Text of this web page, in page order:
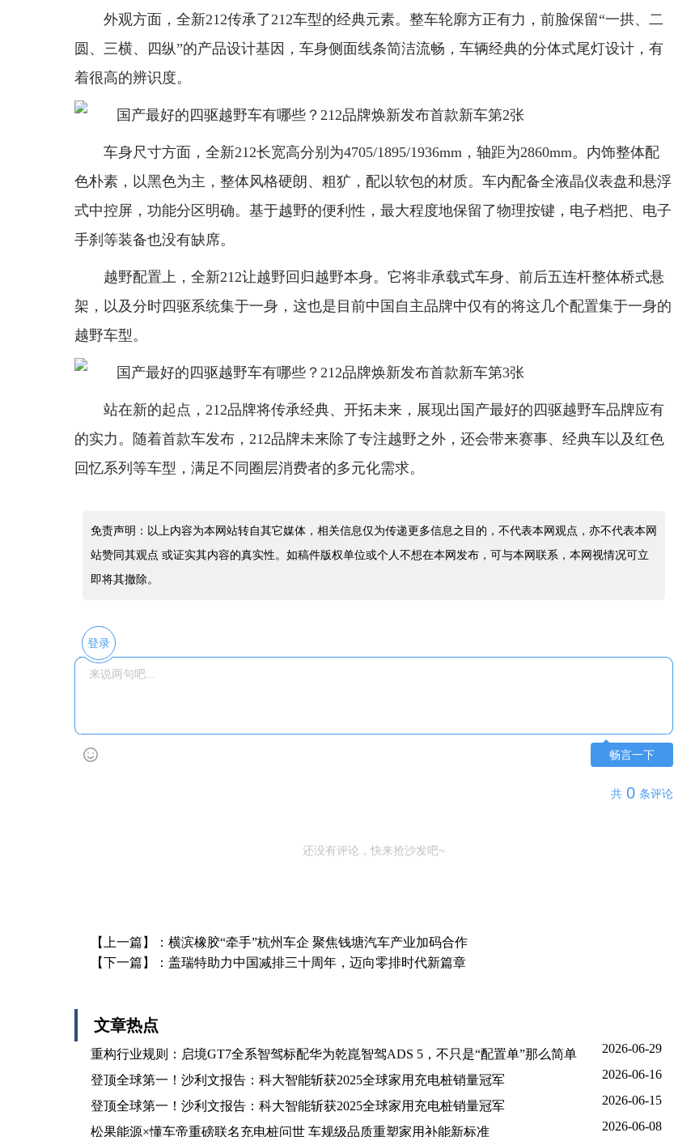
外观方面，全新212传承了212车型的经典元素。整车轮廓方正有力，前脸保留“一拱、二
圆、三横、四纵”的产品设计基因，车身侧面线条简洁流畅，车辆经典的分体式尾灯设计，有
着很高的辨识度。
车身尺寸方面，全新212长宽高分别为4705/1895/1936mm，轴距为2860mm。内饰整体配
色朴素，以黑色为主，整体风格硬朗、粗犷，配以软包的材质。车内配备全液晶仪表盘和悬浮
式中控屏，功能分区明确。基于越野的便利性，最大程度地保留了物理按键，电子档把、电子
手刹等装备也没有缺席。
越野配置上，全新212让越野回归越野本身。它将非承载式车身、前后五连杆整体桥式悬
架，以及分时四驱系统集于一身，这也是目前中国自主品牌中仅有的将这几个配置集于一身的
越野车型。
站在新的起点，212品牌将传承经典、开拓未来，展现出国产最好的四驱越野车品牌应有
的实力。随着首款车发布，212品牌未来除了专注越野之外，还会带来赛事、经典车以及红色
回忆系列等车型，满足不同圈层消费者的多元化需求。
免责声明：以上内容为本网站转自其它媒体，相关信息仅为传递更多信息之目的，不代表本网观点，亦不代表本网
站赞同其观点 或证实其内容的真实性。如稿件版权单位或个人不想在本网发布，可与本网联系，本网视情况可立
即将其撤除。
登录
畅言一下
共 0 条评论
还没有评论，快来抢沙发吧~
【上一篇】： 横滨橡胶“牵手”杭州车企 聚焦钱塘汽车产业加码合作
【下一篇】： 盖瑞特助力中国减排三十周年，迈向零排时代新篇章
文章热点
重构行业规则：启境GT7全系智驾标配华为乾崑智驾ADS 5，不只是“配置单”那么简单 2026-06-29
登顶全球第一！沙利文报告：科大智能斩获2025全球家用充电桩销量冠军 2026-06-16
登顶全球第一！沙利文报告：科大智能斩获2025全球家用充电桩销量冠军 2026-06-15
松果能源×懂车帝重磅联名充电桩问世 车规级品质重塑家用补能新标准 2026-06-08